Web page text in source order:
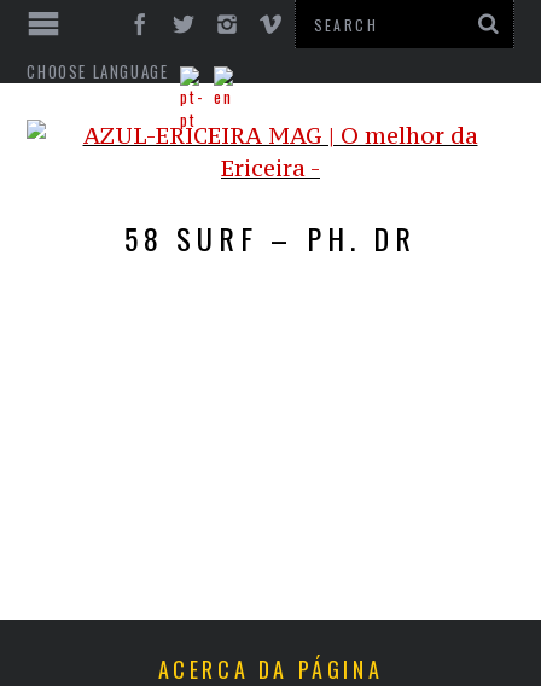
CHOOSE LANGUAGE
58 SURF – PH. DR
ACERCA DA PÁGINA